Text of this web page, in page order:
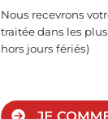
Nous recevrons
traitée dans les
hors jours fériés)